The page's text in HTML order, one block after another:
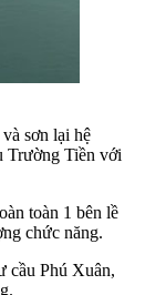
sơn lại hệ
Trường Tiền với
toàn 1 bên lề
chức năng.
cầu Phú Xuân,